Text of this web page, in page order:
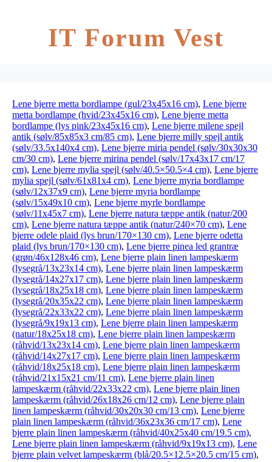
IT Forum Vest
Lene bjerre metta bordlampe (gul/23x45x16 cm), Lene bjerre
metta bordlampe (hvid/23x45x16 cm), Lene bjerre metta
bordlampe (lys pink/23x45x16 cm), Lene bjerre milene spejl
antik (sølv/85x85x3 cm/85 cm), Lene bjerre milly spejl antik
(sølv/33.5x140x4 cm), Lene bjerre miria pendel (sølv/30x30x30
cm/30 cm), Lene bjerre mirina pendel (sølv/17x43x17 cm/17
cm), Lene bjerre mylia spejl (sølv/40.5×50.5×4 cm), Lene bjerre
mylia spejl (sølv/61x81x4 cm), Lene bjerre myria bordlampe
(sølv/12x37x9 cm), Lene bjerre myria bordlampe
(sølv/15x49x10 cm), Lene bjerre myrle bordlampe
(sølv/11x45x7 cm), Lene bjerre natura tæppe antik (natur/200
cm), Lene bjerre natura tæppe antik (natur/240×70 cm), Lene
bjerre odele plaid (lys brun/170×130 cm), Lene bjerre odetta
plaid (lys brun/170×130 cm), Lene bjerre pinea led grantræ
(grøn/46x128x46 cm), Lene bjerre plain linen lampeskærm
(lysegrå/13x23x14 cm), Lene bjerre plain linen lampeskærm
(lysegrå/14x27x17 cm), Lene bjerre plain linen lampeskærm
(lysegrå/18x25x18 cm), Lene bjerre plain linen lampeskærm
(lysegrå/20x35x22 cm), Lene bjerre plain linen lampeskærm
(lysegrå/22x33x22 cm), Lene bjerre plain linen lampeskærm
(lysegrå/9x19x13 cm), Lene bjerre plain linen lampeskærm
(natur/18x25x18 cm), Lene bjerre plain linen lampeskærm
(råhvid/13x23x14 cm), Lene bjerre plain linen lampeskærm
(råhvid/14x27x17 cm), Lene bjerre plain linen lampeskærm
(råhvid/18x25x18 cm), Lene bjerre plain linen lampeskærm
(råhvid/21x15x21 cm/11 cm), Lene bjerre plain linen
lampeskærm (råhvid/22x33x22 cm), Lene bjerre plain linen
lampeskærm (råhvid/26x18x26 cm/12 cm), Lene bjerre plain
linen lampeskærm (råhvid/30x20x30 cm/13 cm), Lene bjerre
plain linen lampeskærm (råhvid/36x23x36 cm/17 cm), Lene
bjerre plain linen lampeskærm (råhvid/40x25x40 cm/19.5 cm),
Lene bjerre plain linen lampeskærm (råhvid/9x19x13 cm), Lene
bjerre plain velvet lampeskærm (blå/20.5×12.5×20.5 cm/15 cm),